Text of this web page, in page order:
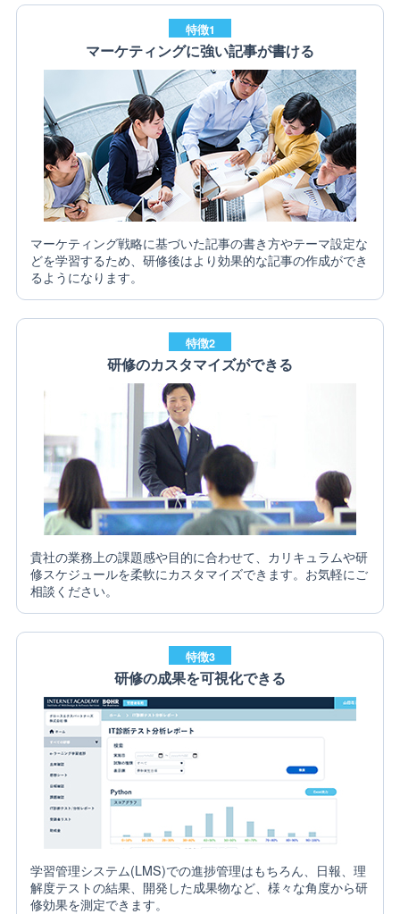
特徴1
マーケティングに強い記事が書ける
マーケティング戦略に基づいた記事の書き方やテーマ設定な
どを学習するため、研修後はより効果的な記事の作成ができ
るようになります。
特徴2
研修のカスタマイズができる
貴社の業務上の課題感や目的に合わせて、カリキュラムや研
修スケジュールを柔軟にカスタマイズできます。お気軽にご
相談ください。
特徴3
研修の成果を可視化できる
学習管理システム(LMS)での進捗管理はもちろん、日報、理
解度テストの結果、開発した成果物など、様々な角度から研
修効果を測定できます。